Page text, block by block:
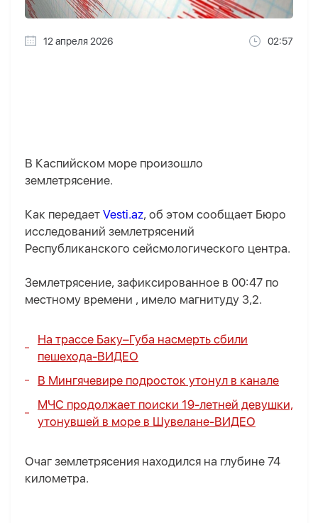
12 апреля 2026 02:57
В Каспийском море произошло
землетрясение.
Как передает Vesti.az, об этом сообщает Бюро
исследований землетрясений
Республиканского сейсмологического центра.
Землетрясение, зафиксированное в 00:47 по
местному времени , имело магнитуду 3,2.
На трассе Баку–Губа насмерть сбили
пешехода-ВИДЕО
В Мингячевире подросток утонул в канале
МЧС продолжает поиски 19-летней девушки,
утонувшей в море в Шувелане-ВИДЕО
Очаг землетрясения находился на глубине 74
километра.